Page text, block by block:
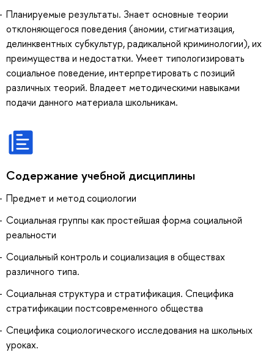
Планируемые результаты. Знает основные теории
отклоняющегося поведения (аномии, стигматизация,
делинквентных субкультур, радикальной криминологии), их
преимущества и недостатки. Умеет типологизировать
социальное поведение, интерпретировать с позиций
различных теорий. Владеет методическими навыками
подачи данного материала школьникам.
Содержание учебной дисциплины
Предмет и метод социологии
Социальная группы как простейшая форма социальной
реальности
Социальный контроль и социализация в обществах
различного типа.
Социальная структура и стратификация. Специфика
стратификации постсовременного общества
Специфика социологического исследования на школьных
уроках.